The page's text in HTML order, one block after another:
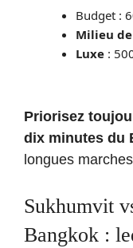
Budget :
Milieu
Luxe :
Priorisez
dix minutes du
longues
Sukhumvit
Bangkok :